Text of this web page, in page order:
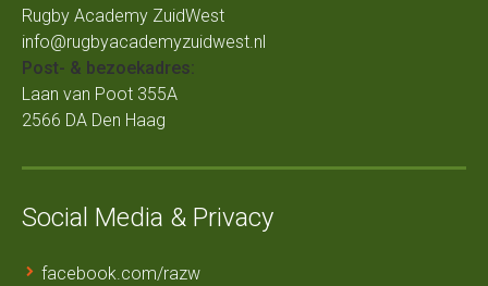
Rugby Academy ZuidWest
info@rugbyacademyzuidwest.nl
Post- & bezoekadres:
Laan van Poot 355A
2566 DA Den Haag
Social Media & Privacy
facebook.com/razw